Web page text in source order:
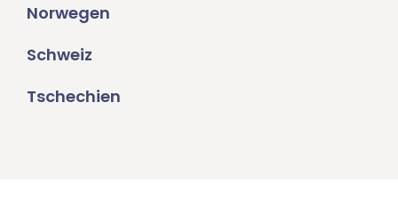
Norwegen
Schweiz
Tschechien